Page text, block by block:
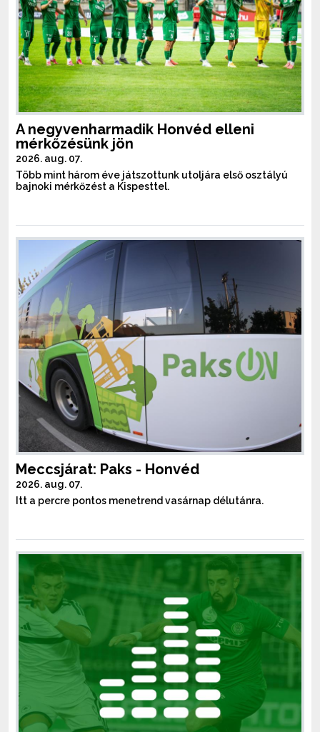
A negyvenharmadik Honvéd elleni
mérkőzésünk jön
2026. aug. 07.
Több mint három éve játszottunk utoljára első osztályú
bajnoki mérkőzést a Kispesttel.
Meccsjárat: Paks - Honvéd
2026. aug. 07.
Itt a percre pontos menetrend vasárnap délutánra.